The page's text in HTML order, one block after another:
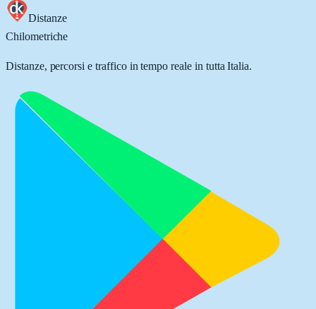
Distanze
Chilometriche
Distanze, percorsi e traffico in tempo reale in tutta Italia.